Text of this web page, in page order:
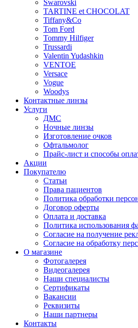
Swarovski
TARTINE et CHOCOLAT
Tiffany&Co
Tom Ford
Tommy Hilfiger
Trussardi
Valentin Yudashkin
VENTOE
Versace
Vogue
Woodys
Контактные линзы
Услуги
ДМС
Ночные линзы
Изготовление очков
Офтальмолог
Прайс-лист и способы
Акции
Покупателю
Статьи
Права пациентов
Политика обработки
Договор оферты
Оплата и доставка
Политика использования
Согласие на получение
Согласие на обработку
О магазине
Фотогалерея
Видеогалерея
Наши специалисты
Сертификаты
Вакансии
Реквизиты
Наши партнеры
Контакты